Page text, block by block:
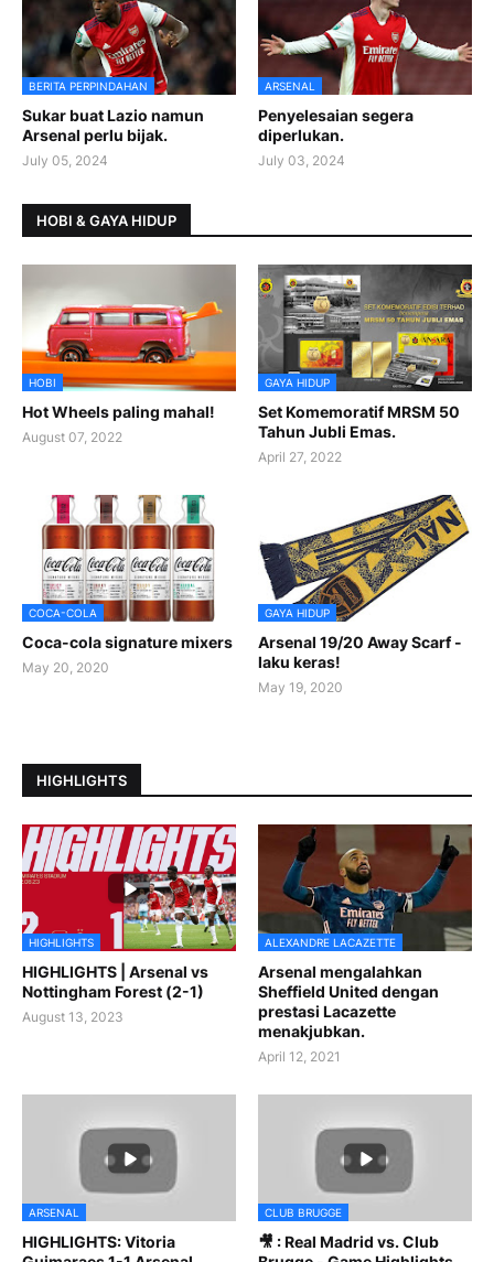
BERITA PERPINDAHAN
Sukar buat Lazio namun
Arsenal perlu bijak.
July 05, 2024
ARSENAL
Penyelesaian segera
diperlukan.
July 03, 2024
HOBI & GAYA HIDUP
HOBI
Hot Wheels paling mahal!
August 07, 2022
GAYA HIDUP
Set Komemoratif MRSM 50
Tahun Jubli Emas.
April 27, 2022
COCA-COLA
Coca-cola signature mixers
May 20, 2020
GAYA HIDUP
Arsenal 19/20 Away Scarf -
laku keras!
May 19, 2020
HIGHLIGHTS
HIGHLIGHTS
HIGHLIGHTS | Arsenal vs
Nottingham Forest (2-1)
August 13, 2023
ALEXANDRE LACAZETTE
Arsenal mengalahkan
Sheffield United dengan
prestasi Lacazette
menakjubkan.
April 12, 2021
ARSENAL
HIGHLIGHTS: Vitoria
CLUB BRUGGE
🎥 : Real Madrid vs. Club